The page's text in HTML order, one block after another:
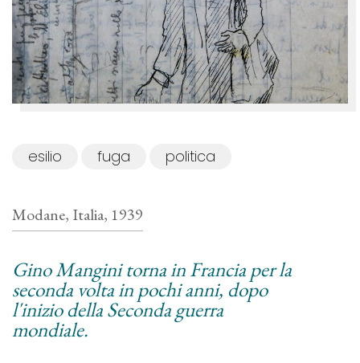
esilio fuga politica
Modane, Italia, 1939
Gino Mangini torna in Francia per la
seconda volta in pochi anni, dopo
l'inizio della Seconda guerra
mondiale.